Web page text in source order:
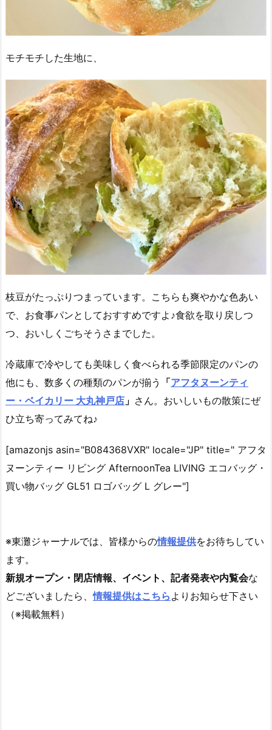
モチモチした生地に、
枝豆がたっぷりつまっています。こちらも爽やかな色あい
で、お食事パンとしておすすめですよ♪食欲を取り戻しつ
つ、おいしくごちそうさまでした。
冷蔵庫で冷やしても美味しく食べられる季節限定のパンの
他にも、数多くの種類のパンが揃う
「アフタヌーンティ
ー・ベイカリー 大丸神戸店 」 さん。おいしいもの散策にぜ
ひ立ち寄ってみてね♪
[amazonjs asin="B084368VXR" locale="JP" title=" アフタ
ヌーンティー リビング AfternoonTea LIVING エコバッグ・
買い物バッグ GL51 ロゴバッグ L グレー"]
※東灘ジャーナルでは、皆様からの情報提供をお待ちしてい
ます。
新規オープン・閉店情報、イベント、記者発表や内覧会な
どございましたら、情報提供はこちら よりお知らせ下さい
（※掲載無料）